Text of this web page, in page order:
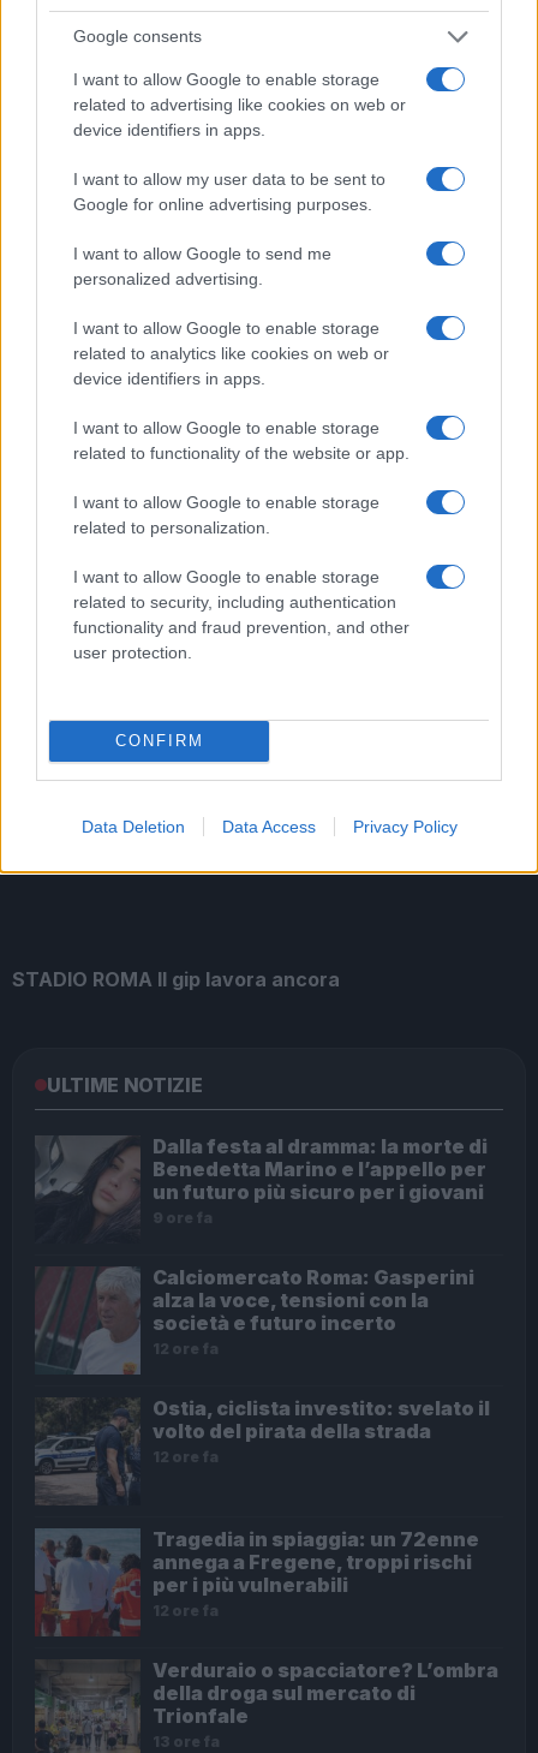
Google consents
I want to allow Google to enable storage
related to advertising like cookies on web or
device identifiers in apps.
I want to allow my user data to be sent to
Google for online advertising purposes.
I want to allow Google to send me
personalized advertising.
I want to allow Google to enable storage
related to analytics like cookies on web or
device identifiers in apps.
I want to allow Google to enable storage
related to functionality of the website or app.
I want to allow Google to enable storage
related to personalization.
I want to allow Google to enable storage
related to security, including authentication
functionality and fraud prevention, and other
user protection.
CONFIRM
Data Deletion Data Access Privacy Policy
“Roma giungla
urbana”: l’allarme
del vescovo
in città
Meteo Roma
venerdì 8 luglio: in
gialla nella
Capitale
Pietralata Stadio Roma
ARTICOLI CORRELATI
Danneggiata l’auto del Brasiliano: momenti di paura
per l’influencer
Macabro ritrovamento di un cadavere a Pietralata
STADIO ROMA Il gip lavora ancora
ULTIME NOTIZIE
Dalla festa al dramma: la morte di
Benedetta Marino e l’appello per
un futuro più sicuro per i giovani
9 ore fa
Calciomercato Roma: Gasperini
alza la voce, tensioni con la
società e futuro incerto
12 ore fa
Ostia, ciclista investito: svelato il
volto del pirata della strada
12 ore fa
Tragedia in spiaggia: un 72enne
annega a Fregene, troppi rischi
per i più vulnerabili
12 ore fa
Verduraio o spacciatore? L’ombra
della droga sul mercato di
Trionfale
13 ore fa